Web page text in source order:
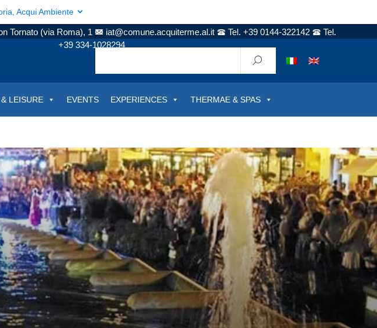
Acqui Ambiente
Tornato (via Roma), 1 iat@comune.acquiterme.al.it Tel. +39 0144-322142
Tel.
+39 334-1028294
LEISURE EVENTS EXPERIENCES THERMAE & SPAS